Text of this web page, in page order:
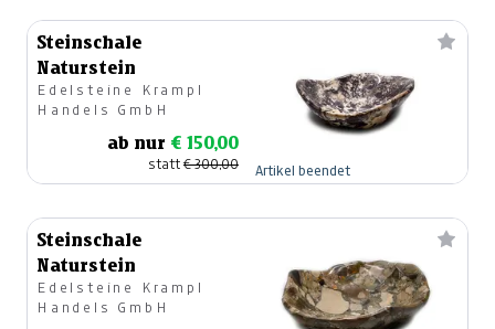
Steinschale
Naturstein
Edelsteine Krampl
Handels GmbH
ab nur € 150,00
statt€ 300,00 Artikel beendet
Steinschale
Naturstein
Edelsteine Krampl
Handels GmbH